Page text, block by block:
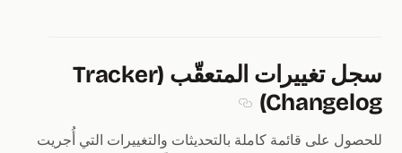
سجل تغييرات المتعقّب (Tracker
Changelog)
للحصول على قائمة كاملة بالتحديثات والتغييرات التي أُجريت